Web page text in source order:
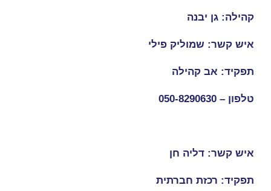
קהילה: גן יבנה
איש קשר: שמוליק פילי
תפקיד: אב קהילה
טלפון – 050-8290630
איש קשר: דליה חן
תפקיד: רכזת חברתית